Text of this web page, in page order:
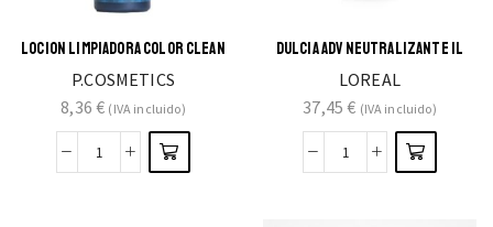
LOCION LIMPIADORA COLOR CLEAN
P.COSMETICS
8,36€ (IVA incluido)
DULCIA ADV NEUTRALIZANTE 1L
LOREAL
37,45€ (IVA incluido)